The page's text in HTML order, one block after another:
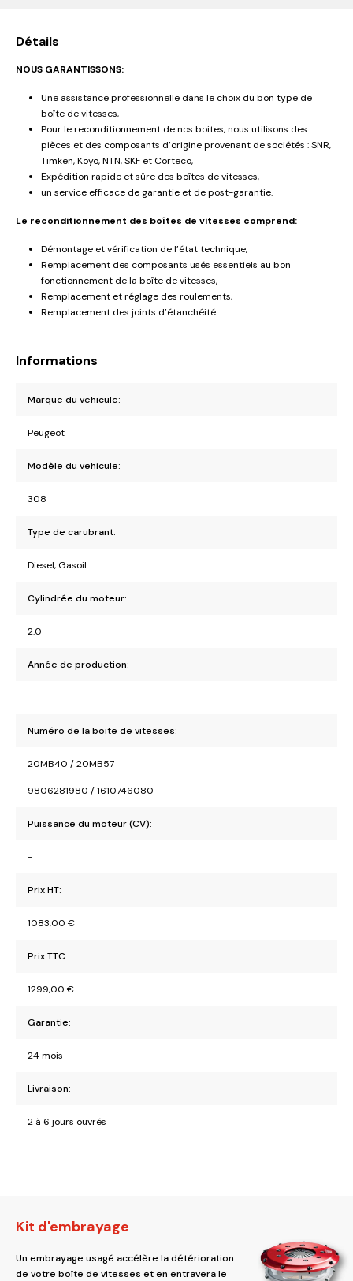
Détails
NOUS GARANTISSONS:
Une assistance professionnelle dans le choix du bon type de
boîte de vitesses,
Pour le reconditionnement de nos boites, nous utilisons des
pièces et des composants d’origine provenant de sociétés : SNR,
Timken, Koyo, NTN, SKF et Corteco,
Expédition rapide et sûre des boîtes de vitesses,
un service efficace de garantie et de post-garantie.
Le reconditionnement des boîtes de vitesses comprend:
Démontage et vérification de l’état technique,
Remplacement des composants usés essentiels au bon
fonctionnement de la boîte de vitesses,
Remplacement et réglage des roulements,
Remplacement des joints d’étanchéité.
Informations
Marque du vehicule:
Peugeot
Modèle du vehicule:
308
Type de carubrant:
Diesel, Gasoil
Cylindrée du moteur:
2.0
Année de production:
-
Numéro de la boite de vitesses:
20MB40 / 20MB57
9806281980 / 1610746080
Puissance du moteur (CV):
-
Prix HT:
1083,00 €
Prix TTC:
1299,00 €
Garantie:
24 mois
Livraison:
2 à 6 jours ouvrés
Kit d'embrayage
Un embrayage usagé accélère la détérioration
de votre boîte de vitesses et en entravera le